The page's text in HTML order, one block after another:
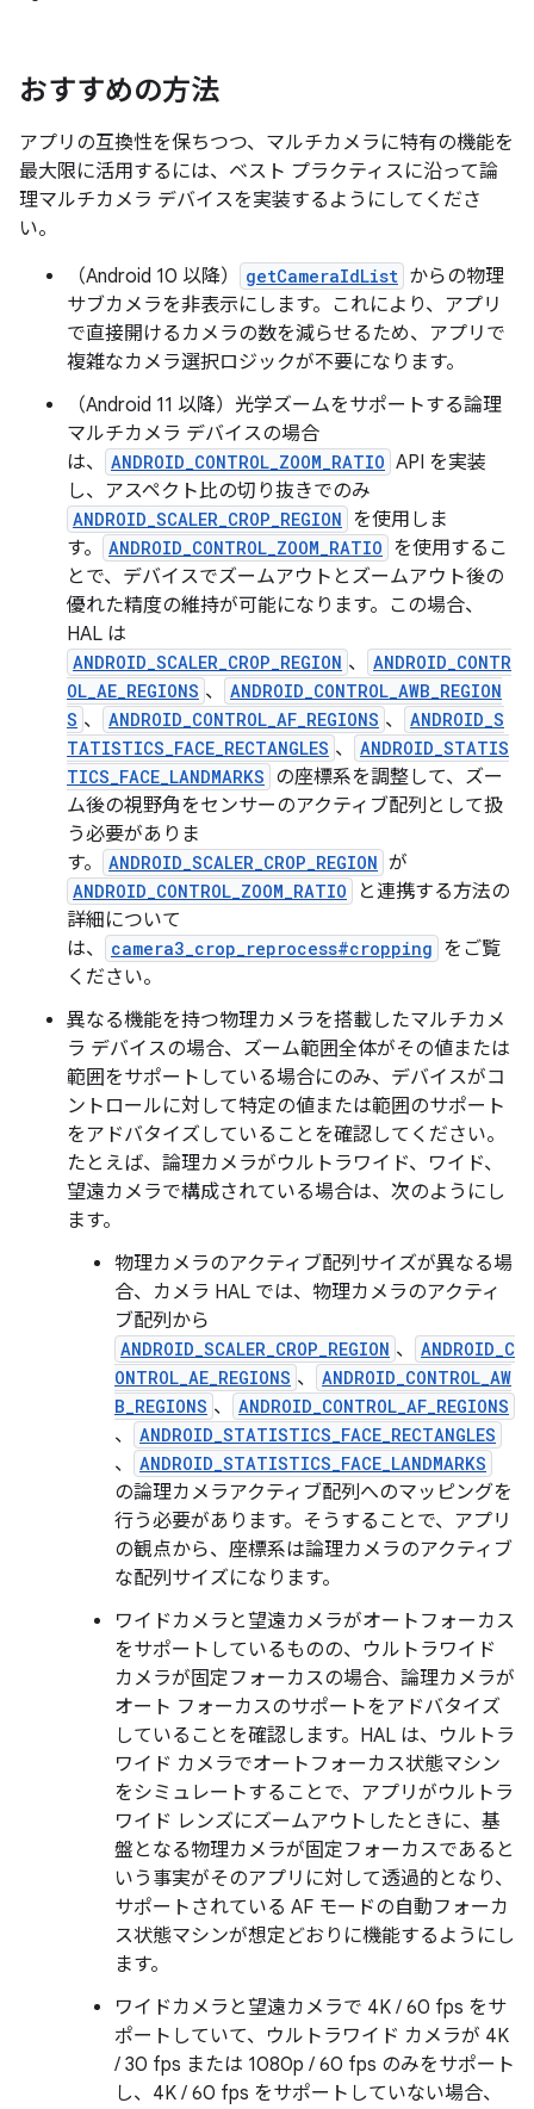
おすすめの方法
アプリの互換性を保ちつつ、マルチカメラに特有の機能を
最大限に活用するには、ベスト プラクティスに沿って論
理マルチカメラ デバイスを実装するようにしてくださ
い。
（Android 10 以降）
getCameraIdList からの物理
サブカメラを非表示にします。これにより、アプリ
で直接開けるカメラの数を減らせるため、アプリで
複雑なカメラ選択ロジックが不要になります。
（Android 11 以降）光学ズームをサポートする論理
マルチカメラ デバイスの場合
は、
ANDROID_CONTROL_ZOOM_RATIO API を実装
し、アスペクト比の切り抜きでのみ
ANDROID_SCALER_CROP_REGION を使用しま
す。
ANDROID_CONTROL_ZOOM_RATIO を使用するこ
とで、デバイスでズームアウトとズームアウト後の
優れた精度の維持が可能になります。この場合、
HAL は
ANDROID_SCALER_CROP_REGION 、
ANDROID_CONTR
OL_AE_REGIONS 、
ANDROID_CONTROL_AWB_REGION
S 、 ANDROID_CONTROL_AF_REGIONS 、
ANDROID_S
TATISTICS_FACE_RECTANGLES 、
ANDROID_STATIS
TICS_FACE_LANDMARKS の座標系を調整して、ズー
ム後の視野角をセンサーのアクティブ配列として扱
う必要がありま
す。
ANDROID_SCALER_CROP_REGION が
ANDROID_CONTROL_ZOOM_RATIO
と連携する方法の
詳細について
は、
camera3_crop_reprocess#cropping をご覧
ください。
異なる機能を持つ物理カメラを搭載したマルチカメ
ラ デバイスの場合、ズーム範囲全体がその値または
範囲をサポートしている場合にのみ、デバイスがコ
ントロールに対して特定の値または範囲のサポート
をアドバタイズしていることを確認してください。
たとえば、論理カメラがウルトラワイド、ワイド、
望遠カメラで構成されている場合は、次のようにし
ます。
物理カメラのアクティブ配列サイズが異なる場
合、カメラ HAL では、物理カメラのアクティ
ブ配列から
ANDROID_SCALER_CROP_REGION 、
ANDROID_C
ONTROL_AE_REGIONS 、
ANDROID_CONTROL_AW
B_REGIONS 、 ANDROID_CONTROL_AF_REGIONS
、 ANDROID_STATISTICS_FACE_RECTANGLES
、 ANDROID_STATISTICS_FACE_LANDMARKS
の論理カメラアクティブ配列へのマッピングを
行う必要があります。そうすることで、アプリ
の観点から、座標系は論理カメラのアクティブ
な配列サイズになります。
ワイドカメラと望遠カメラがオートフォーカス
をサポートしているものの、ウルトラワイド
カメラが固定フォーカスの場合、論理カメラが
オート フォーカスのサポートをアドバタイズ
していることを確認します。HAL は、ウルトラ
ワイド カメラでオートフォーカス状態マシン
をシミュレートすることで、アプリがウルトラ
ワイド レンズにズームアウトしたときに、基
盤となる物理カメラが固定フォーカスであると
いう事実がそのアプリに対して透過的となり、
サポートされている AF モードの自動フォーカ
ス状態マシンが想定どおりに機能するようにし
ます。
ワイドカメラと望遠カメラで 4K / 60 fps をサ
ポートしていて、ウルトラワイド カメラが 4K
/ 30 fps または 1080p / 60 fps のみをサポート
し、4K / 60 fps をサポートしていない場合、